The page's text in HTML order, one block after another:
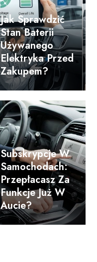
Jak Sprawdzić
Stan Baterii
Używanego
Elektryka Przed
Zakupem?
Subskrypcje W
Samochodach:
Przepłacasz Za
Funkcje Już W
Aucie?